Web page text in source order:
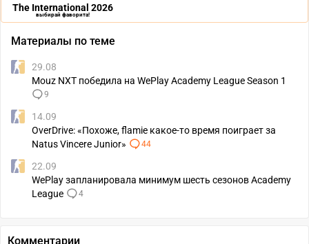
The International 2026
выбирай фаворита!
Материалы по теме
29.08
Mouz NXT победила на WePlay Academy League Season 1
9
14.09
OverDrive: «Похоже, flamie какое-то время поиграет за
Natus Vincere Junior»
44
22.09
WePlay запланировала минимум шесть сезонов Academy
League
4
Комментарии